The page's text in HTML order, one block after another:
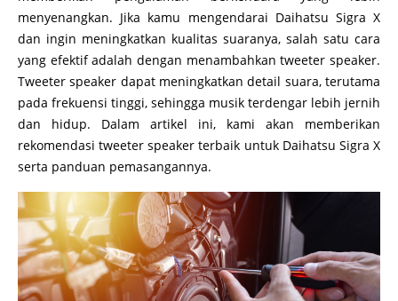
menyenangkan. Jika kamu mengendarai Daihatsu Sigra X
dan ingin meningkatkan kualitas suaranya, salah satu cara
yang efektif adalah dengan menambahkan tweeter speaker.
Tweeter speaker dapat meningkatkan detail suara, terutama
pada frekuensi tinggi, sehingga musik terdengar lebih jernih
dan hidup. Dalam artikel ini, kami akan memberikan
rekomendasi tweeter speaker terbaik untuk Daihatsu Sigra X
serta panduan pemasangannya.